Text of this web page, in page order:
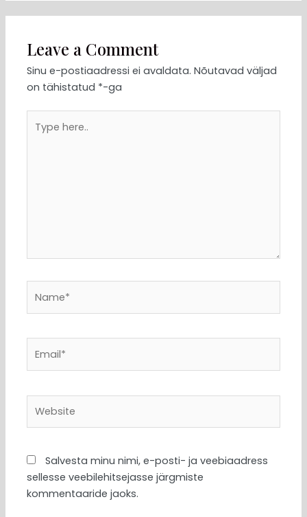
Leave a Comment
Sinu e-postiaadressi ei avaldata. Nõutavad väljad
on tähistatud *-ga
here..
Salvesta minu nimi, e-posti- ja veebiaadress
sellesse veebilehitsejasse järgmiste
kommentaaride jaoks.